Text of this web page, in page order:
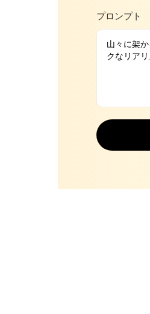
プロンプト